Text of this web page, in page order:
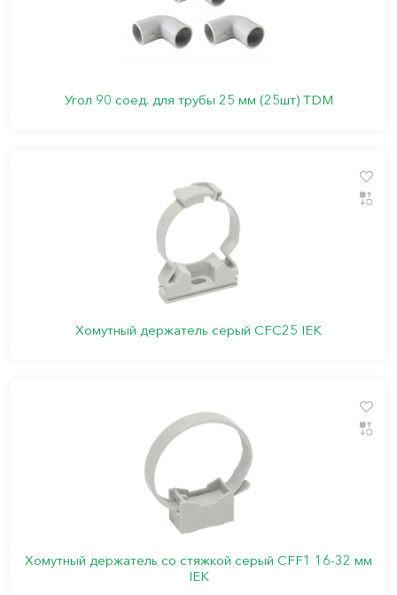
Угол 90 соед. для трубы 25 мм (25шт) TDM
Хомутный держатель серый CFC25 IEK
Хомутный держатель со стяжкой серый CFF1 16-32 мм
IEK